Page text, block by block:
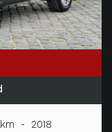
- 2018